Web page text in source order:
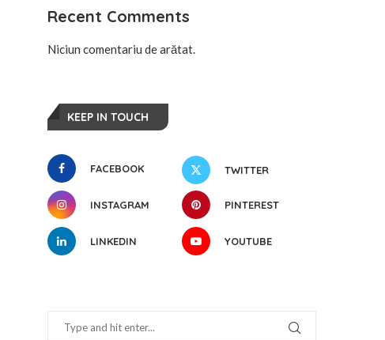
Recent Comments
Niciun comentariu de arătat.
KEEP IN TOUCH
FACEBOOK TWITTER
INSTAGRAM PINTEREST
LINKEDIN YOUTUBE